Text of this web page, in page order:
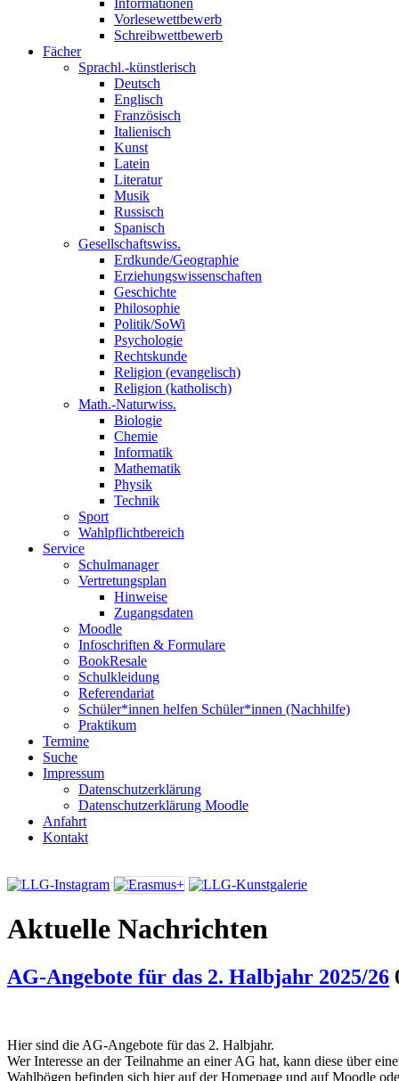
Informationen
Vorlesewettbewerb
Schreibwettbewerb
Fächer
Sprachl.-künstlerisch
Deutsch
Englisch
Französisch
Italienisch
Kunst
Latein
Literatur
Musik
Russisch
Spanisch
Gesellschaftswiss.
Erdkunde/Geographie
Erziehungswissenschaften
Geschichte
Philosophie
Politik/SoWi
Psychologie
Rechtskunde
Religion (evangelisch)
Religion (katholisch)
Math.-Naturwiss.
Biologie
Chemie
Informatik
Mathematik
Physik
Technik
Sport
Wahlpflichtbereich
Service
Schulmanager
Vertretungsplan
Hinweise
Zugangsdaten
Moodle
Infoschriften & Formulare
BookResale
Schulkleidung
Referendariat
Schüler*innen helfen Schüler*innen (Nachhilfe)
Praktikum
Termine
Suche
Impressum
Datenschutzerklärung
Datenschutzerklärung Moodle
Anfahrt
Kontakt
Aktuelle Nachrichten
AG-Angebote für das 2. Halbjahr 2025/26
Hier sind die AG-Angebote für das 2. Halbjahr.
Wer Interesse an der Teilnahme an einer AG hat, kann diese über
Wahlbögen befinden sich hier auf der Homepage und auf Moodle